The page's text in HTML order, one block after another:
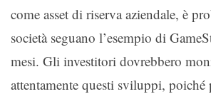
come asset di riserva aziendale, è
società seguano l’esempio di
mesi. Gli investitori dovrebbero
attentamente questi sviluppi, poiché